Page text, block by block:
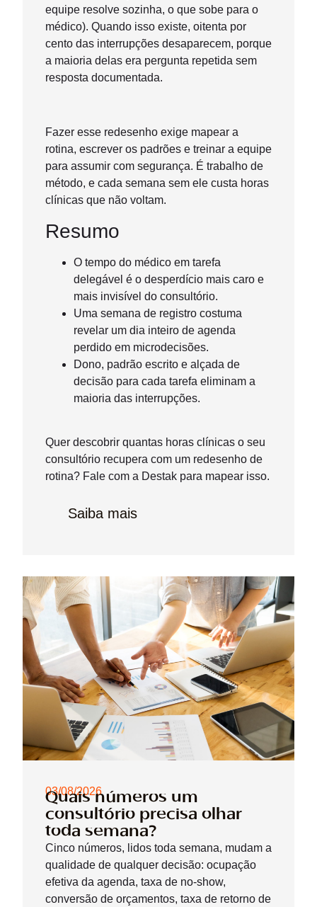
equipe resolve sozinha, o que sobe para o
médico). Quando isso existe, oitenta por
cento das interrupções desaparecem, porque
a maioria delas era pergunta repetida sem
resposta documentada.
Fazer esse redesenho exige mapear a
rotina, escrever os padrões e treinar a equipe
para assumir com segurança. É trabalho de
método, e cada semana sem ele custa horas
clínicas que não voltam.
Resumo
O tempo do médico em tarefa
delegável é o desperdício mais caro e
mais invisível do consultório.
Uma semana de registro costuma
revelar um dia inteiro de agenda
perdido em microdecisões.
Dono, padrão escrito e alçada de
decisão para cada tarefa eliminam a
maioria das interrupções.
Quer descobrir quantas horas clínicas o seu
consultório recupera com um redesenho de
rotina? Fale com a Destak para mapear isso.
Saiba mais
03/08/2026
Quais números um
consultório precisa olhar
toda semana?
Cinco números, lidos toda semana, mudam a
qualidade de qualquer decisão: ocupação
efetiva da agenda, taxa de no-show,
conversão de orçamentos, taxa de retorno de